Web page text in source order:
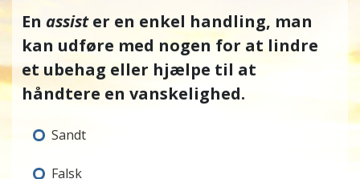
En assister en enkel handling, man
kan udføre med nogen for at lindre
et ubehag eller hjælpe til at
håndtere en vanskelighed.
Sandt
Falsk